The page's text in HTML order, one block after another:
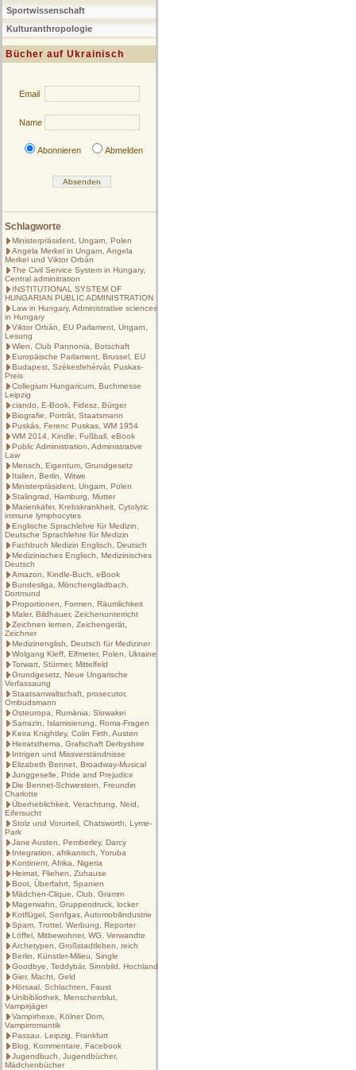
Sportwissenschaft
Kulturanthropologie
Bücher auf Ukrainisch
Email
Name
Abonnieren Abmelden
Schlagworte
Ministerpräsident, Ungarn, Polen
Angela Merkel in Ungarn, Angela
Merkel und Viktor Orbán
The Civil Service System in Hungary,
Central adminitration
INSTITUTIONAL SYSTEM OF
HUNGARIAN PUBLIC ADMINISTRATION
Law in Hungary, Administrative sciences
in Hungary
Viktor Orbán, EU Parlament, Ungarn,
Lesung
Wien, Club Pannonia, Botschaft
Europäische Parlament, Brussel, EU
Budapest, Székesfehérvár, Puskas-
Preis
Collegium Hungaricum, Buchmesse
Leipzig
ciando, E-Book, Fidesz, Bürger
Biografie, Porträt, Staatsmann
Puskás, Ferenc Puskas, WM 1954
WM 2014, Kindle, Fußball, eBook
Public Administration, Administrative
Law
Mensch, Eigentum, Grundgesetz
Italien, Berlin, Witwe
Ministerpräsident, Ungarn, Polen
Stalingrad, Hamburg, Mutter
Marienkäfer, Krebskrankheit, Cytolytic
immune lymphocytes
Englische Sprachlehre für Medizin,
Deutsche Sprachlehre für Medizin
Fachbuch Medizin Englisch, Deutsch
Medizinisches Englisch, Medizinisches
Deutsch
Amazon, Kindle-Buch, eBook
Bundesliga, Mönchengladbach,
Dortmund
Proportionen, Formen, Räumlichkeit
Maler, Bildhauer, Zeichenunterricht
Zeichnen lernen, Zeichengerät,
Zeichner
Medizinenglish, Deutsch für Mediziner
Wolgang Kleff, Elfmeter, Polen, Ukraine
Torwart, Stürmer, Mittelfeld
Grundgesetz, Neue Ungarische
Verfassaung
Staatsanwaltschaft, prosecutor,
Ombudsmann
Osteuropa, Rumänia, Slowakei
Sarrazin, Islamisierung, Roma-Fragen
Keira Knightley, Colin Firth, Austen
Heiratsthema, Grafschaft Derbyshire
Intrigen und Missverständnisse
Elizabeth Bennet, Broadway-Musical
Junggeselle, Pride and Prejudice
Die Bennet-Schwestern, Freundin
Charlotte
Überheblichkeit, Verachtung, Neid,
Eifersucht
Stolz und Vorurteil, Chatsworth, Lyme-
Park
Jane Austen, Pemberley, Darcy
Integration, afrikanisch, Yoruba
Kontinent, Afrika, Nigeria
Heimat, Fliehen, Zuhause
Boot, Überfahrt, Spanien
Mädchen-Clique, Club, Gramm
Magerwahn, Gruppendruck, locker
Kotflügel, Senfgas, Automobilindustrie
Spam, Trottel, Werbung, Reporter
Löffel, Mitbewohner, WG, Verwandte
Archetypen, Großstadtleben, reich
Berlin, Künstler-Milieu, Single
Goodbye, Teddybär, Sinnbild, Hochland
Gier, Macht, Geld
Hörsaal, Schlachten, Faust
Unibibliothek, Menschenblut,
Vampirjäger
Vampirhexe, Kölner Dom,
Vampirromantik
Passau. Leipzig, Frankfurt
Blog, Kommentare, Facebook
Jugendbuch, Jugendbücher,
Mädchenbücher